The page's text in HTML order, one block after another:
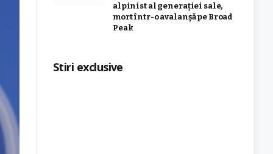
alpinist al generației sale,
mort într-o avalanșă pe Broad
Peak
Stiri exclusive